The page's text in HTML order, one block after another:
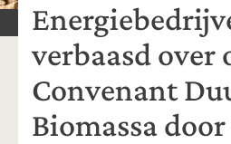
verbaasd over
Convenant
Biomassa door